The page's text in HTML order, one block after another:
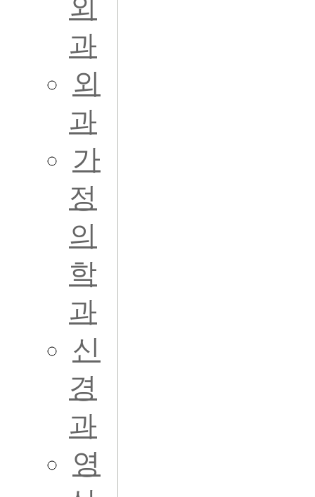
외
과
외
과
가
정
의
학
과
신
경
과
영